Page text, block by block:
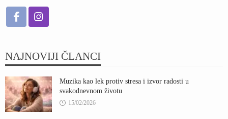
NAJNOVIJI ČLANCI
Muzika kao lek protiv stresa i izvor radosti u
svakodnevnom životu
15/02/2026